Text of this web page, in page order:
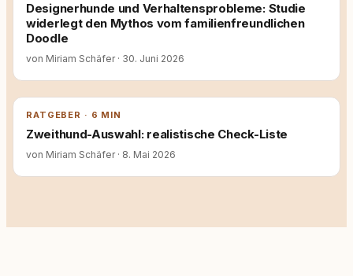
Designerhunde und Verhaltensprobleme: Studie
widerlegt den Mythos vom familienfreundlichen
Doodle
von Miriam Schäfer · 30. Juni 2026
RATGEBER · 6 MIN
Zweithund-Auswahl: realistische Check-Liste
von Miriam Schäfer · 8. Mai 2026